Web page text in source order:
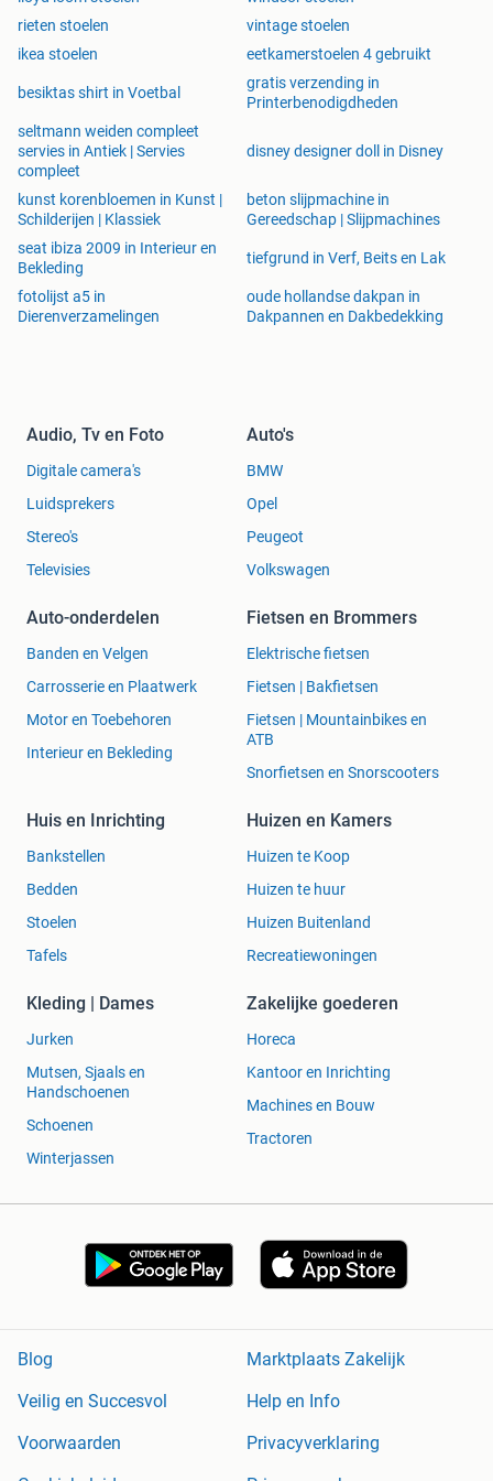
Afmetingen
Hoogte: 83 cm
Diepte: 60 cm
Zitdiepte: 50 cm
Zithoogte: 50 cm
Stoel DAISY– ( foto 18-19-20)
€129,- incl. bezorging.10% korting bij afhalen.
Moderne draaistoel met gekleurd metalen onderstel in kleur
van de stof.
Onderstel gepoedercoat in kleur van de stof
Afmetingen
Hoogte: 82 cm
Diepte: 58 cm
Zitdiepte: 47,5 cm
Let op: Door de hogere armleuningen kan stoel Daisy niet
volledig onder ieder tafelblad geschoven worden. Houd
rekening met voldoende ruimte rondom de tafel.
Te bekijken in onze showroom in scharnegoutum
BESTELLEN OF LATEN BEZORGEN
website: www.stoelendiscounter.nl
SHOWROOM
Oergongswei 7
8629 SZ Scharnegoutum
Openingstijden
Vrijdag & zaterdag: 10:00 – 16:00 uur
Maandag t/m donderdag: op afspraak (ook ’s avonds
mogelijk)
Stoelendiscounter – Daar zit je goed!
rieten stoelen
vintage stoelen
ikea stoelen
eetkamerstoelen 4 gebruikt
besiktas shirt in Voetbal
gratis verzending in
Printerbenodigdheden
seltmann weiden compleet
servies in Antiek | Servies
compleet
disney designer doll in Disney
kunst korenbloemen in Kunst |
Schilderijen | Klassiek
beton slijpmachine in
Gereedschap | Slijpmachines
seat ibiza 2009 in Interieur en
Bekleding
tiefgrund in Verf, Beits en Lak
fotolijst a5 in
Dierenverzamelingen
oude hollandse dakpan in
Dakpannen en Dakbedekking
Audio, Tv en Foto
Digitale camera's
Luidsprekers
Stereo's
Televisies
Auto's
BMW
Opel
Peugeot
Volkswagen
Auto-onderdelen
Banden en Velgen
Carrosserie en Plaatwerk
Motor en Toebehoren
Interieur en Bekleding
Fietsen en Brommers
Elektrische fietsen
Fietsen | Bakfietsen
Fietsen | Mountainbikes en
ATB
Snorfietsen en Snorscooters
Huis en Inrichting
Bankstellen
Bedden
Stoelen
Tafels
Huizen en Kamers
Huizen te Koop
Huizen te huur
Huizen Buitenland
Recreatiewoningen
Kleding | Dames
Jurken
Mutsen, Sjaals en
Handschoenen
Schoenen
Winterjassen
Zakelijke goederen
Horeca
Kantoor en Inrichting
Machines en Bouw
Tractoren
Blog
Marktplaats Zakelijk
Veilig en Succesvol
Help en Info
Voorwaarden
Privacyverklaring